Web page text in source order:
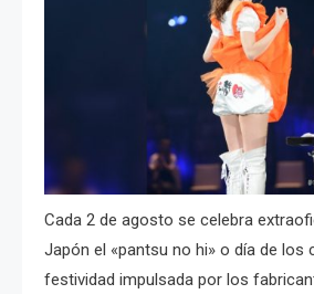
Cada 2 de agosto se celebra
Japón el «pantsu no hi» o día de los
festividad impulsada por los